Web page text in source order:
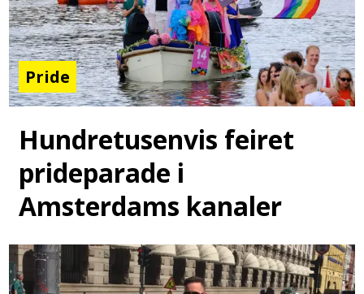
Pride
Hundretusenvis feiret
prideparade i
Amsterdams kanaler